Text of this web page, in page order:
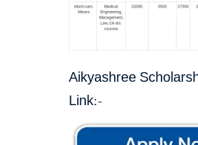
Aikyashree
Link:-